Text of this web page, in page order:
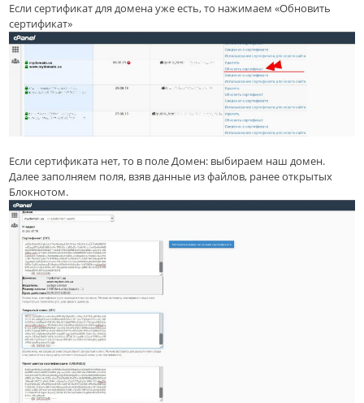
Если сертификат для домена уже есть, то нажимаем «Обновить
сертификат»
Если сертификата нет, то в поле Домен: выбираем наш домен.
Далее заполняем поля, взяв данные из файлов, ранее открытых
Блокнотом.